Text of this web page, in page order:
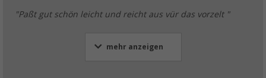
"Paßt gut schön leicht und reicht aus vür das vorzelt "
mehr anzeigen